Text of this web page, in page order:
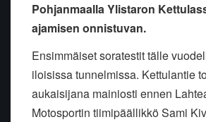
Pohjanmaalla Ylistaron
ajamisen onnistuvan.
Ensimmäiset soratestit tälle
iloisissa tunnelmissa. Kettulantie
aukaisijana mainiosti ennen
Motosportin tiimipäällikkö Sami